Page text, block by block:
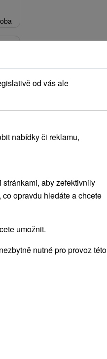
od vás ale
nabídky či reklamu,
aby zefektivnily
opravdu hledáte a chcete
umožnit.
nutné pro provoz této